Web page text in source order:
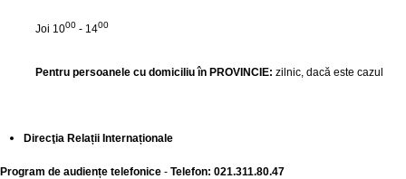
Joi 1000 - 1400
Pentru persoanele cu domiciliu în PROVINCIE: zilnic, dacă este cazul
Direcţia Relații Internaționale
Program de audiențe telefonice - Telefon: 021.311.80.47